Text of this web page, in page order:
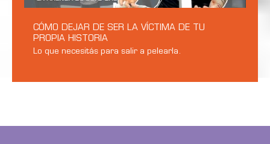
CÓMO DEJAR DE SER LA VÍCTIMA DE TU
PROPIA HISTORIA
Lo que necesitás para salir a pelearla.